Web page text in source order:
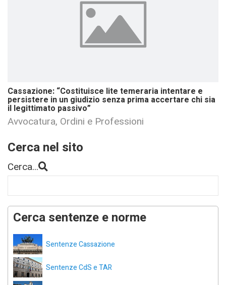
Cassazione: “Costituisce lite temeraria intentare e
persistere in un giudizio senza prima accertare chi sia
il legittimato passivo”
Avvocatura, Ordini e Professioni
Cerca nel sito
Cerca...
Cerca sentenze e norme
Sentenze Cassazione
Sentenze CdS e TAR